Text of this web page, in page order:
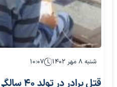
شنبه ۸ مهر ۱۴۰۲ ۱۰:۰۷
قتل برادر در تولد ۴۰ سالگی